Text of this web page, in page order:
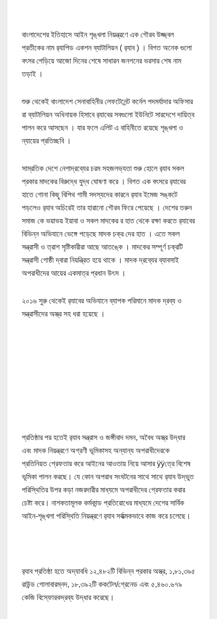
বাংলাদেশের ইতিহাসে আইন শৃঙ্খলা নিয়ন্ত্রণে এক গৌরব উজ্জ্বল
প্রতীকের নাম র‍্যাপিড একশন ব্যাটালিয়ন ( র‍্যাব ) । বিগত অনেক গুলো
বৎসর পেড়িয়ে আজো দিনের শেষে সাধারন জনগনের ভরসার শেষ নাম
তড়াই ।
শুরু থেকেই বাংলাদেশ সেনাবাহিনীর লেফটেনেন্ট কর্নেল পদমর্যাদার অফিসার
রা ব্যাটালিয়ন অধিনায়ক হিসাবে র‍্যাবের সবগুলো ইউনিটে সারদেশে দায়িত্ব
পালন করে আসছেন । যার ফলে এলিট এ বাহিনীতে রয়েছে শৃঙ্খলা ও
ন্যায়ের প্রতিচ্ছবি ।
সাম্রতিক দেশে নেশাদ্রব্যের চরম সহজলভ্যতা শুরু হোলে র‍্যাব সকল
প্রকার মাদকের বিরুদ্ধে যুদ্ধ ঘোষণা করে । বিগত এক বৎসরে র‍্যাবের
হাতে গোনা কিছু বিপিথ গামী সদস্যদের কারনে র‍্যাব ইমেজ সঙ্কটে
পড়লেও র‍্যাব অচিরেই তার হারানো গৌরব ফিরে পেয়েছে । দেশের তরুন
সমাজ কে ভয়াভয় ইয়াবা ও সকল মাদকের র হাত থেকে রক্ষা করতে র‍্যাবের
বিভিন্ন অভিযানে ভেঙ্গে পড়েছে মাদক চক্র দের হাত । এতে সকল
সন্ত্রাসী ও ত্রাশ সৃষ্টিকারীরা আছে আতঙ্কে । মাদকের সম্পূর্ণ চক্রটি
সন্ত্রাসী গোষ্ঠী দ্বারা নিয়ন্ত্রিত হয়ে থাকে । মাদক দ্রব্যের ব্যাবসাই
অপরাধীদের আয়ের একমাত্র প্রধান উৎস ।
২০১৬ সুরু থেকেই র‍্যাবের অভিযানে ব্যাপক পরিমানে মাদক দ্রব্য ও
সন্ত্রাসীদের অস্ত্র সহ ধরা হয়েছে ।
প্রতিষ্ঠার পর হতেই র‌্যাব সন্ত্রাস ও জঙ্গীবাদ দমন, অবৈধ অস্ত্র উদ্ধার
এবং মাদক নিয়ন্ত্রণে অগ্রণী ভূমিকাসহ অন্যান্য অপরাধীদেরকে
প্রতিনিয়ত গ্রেফতার করে আইনের আওতায় নিয়ে আসার ÿÿত্রে বিশেষ
ভূমিকা পালন করছে। যে কোন অপরাধ সংঘটনের সাথে সাথে র‌্যাব উদ্ভুত
পরিস্থিতির উপর কড়া নজরদারীর মাধ্যমে অপরাধীদের গ্রেফতার করার
চেষ্টা করে। নাশকতামূলক কর্মকান্ড প্রতিরোধের মাধ্যমে দেশের সার্বিক
আইন-শৃঙ্খলা পরিস্থিতি নিয়ন্ত্রণে র‌্যাব সর্বাত্মকভাবে কাজ করে চলেছে।
র‌্যাব প্রতিষ্ঠা হতে অদ্যাবধি ১২,৪৮২টি বিভিন্ন প্রকার অস্ত্র, ১,৮১,৩৯৫
রাউন্ড গোলাবারম্নদ, ১৮,৩৯২টি ককটেল/গ্রেনেড এবং ৫,৪৬০.৬৭৯
কেজি বিস্ফোরকদ্রব্য উদ্ধার করেছে।